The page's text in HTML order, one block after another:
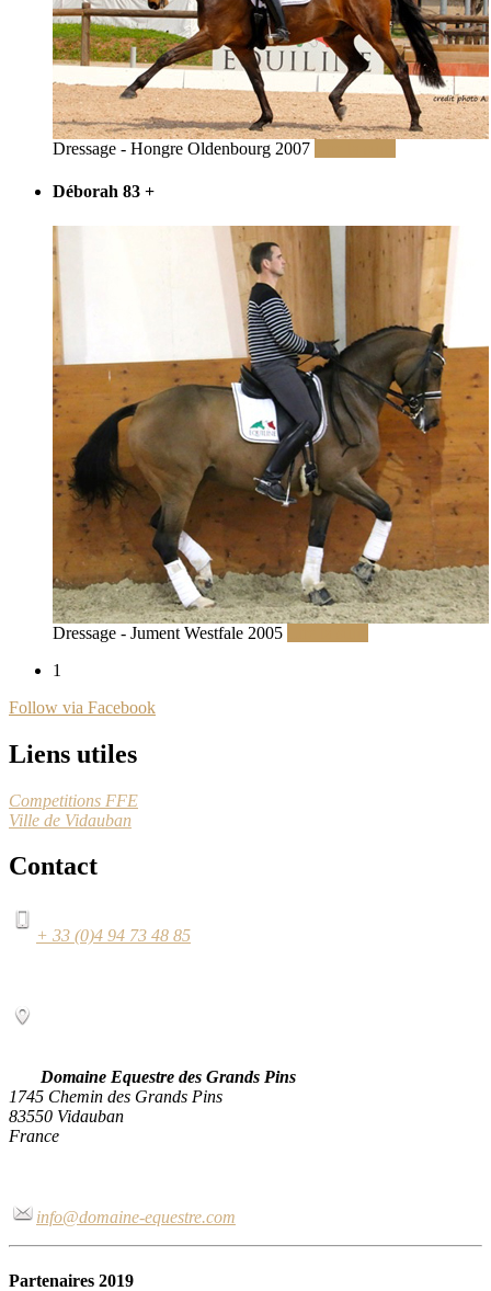
Dressage - Hongre Oldenbourg 2007
Déborah 83 +
Dressage - Jument Westfale 2005
1
Follow via Facebook
Liens utiles
Competitions FFE
Ville de Vidauban
Contact
+ 33 (0)4 94 73 48 85
Domaine Equestre des Grands Pins
1745 Chemin des Grands Pins
83550 Vidauban
France
info@domaine-equestre.com
Partenaires 2019